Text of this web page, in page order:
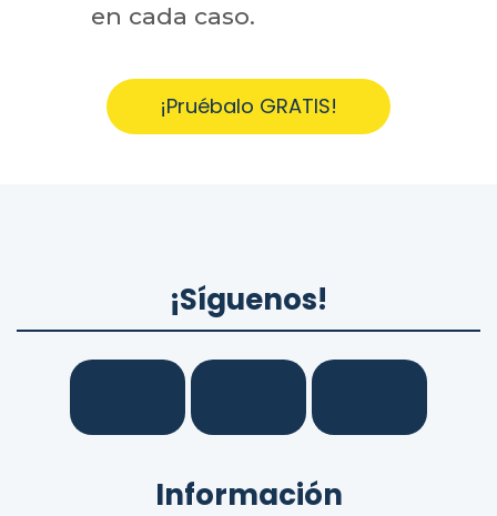
en cada caso.
¡Pruébalo GRATIS!
¡Síguenos!
Información